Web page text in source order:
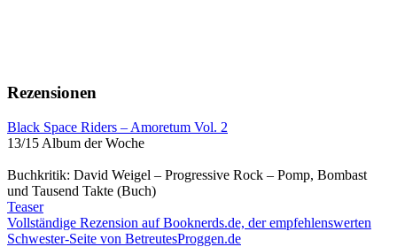
Rezensionen
Black Space Riders – Amoretum Vol. 2
13/15 Album der Woche
Buchkritik: David Weigel – Progressive Rock – Pomp, Bombast
und Tausend Takte (Buch)
Teaser
Vollständige Rezension auf Booknerds.de, der empfehlenswerten
Schwester-Seite von BetreutesProggen.de